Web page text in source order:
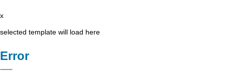
x
selected template will load here
Error